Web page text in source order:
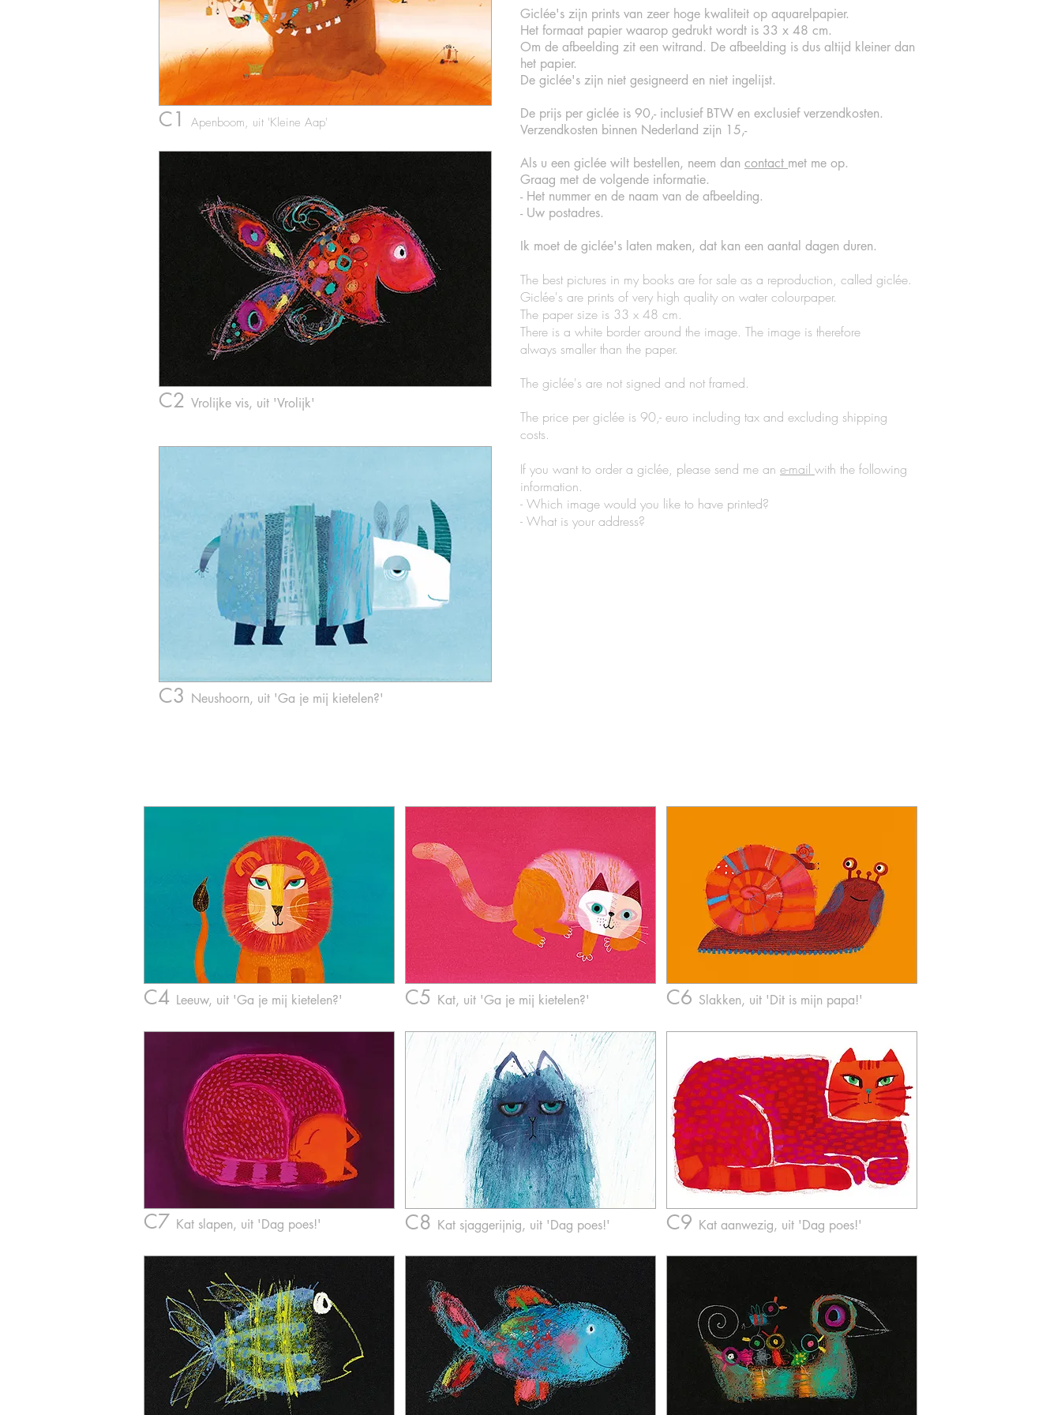
C1 Apenboom, uit 'Kleine Aap'
C2 Vrolijke vis, uit 'Vrolijk'
Giclée's zijn prints van zeer hoge kwaliteit op aquarelpapier.
Het formaat papier waarop gedrukt wordt is 33 x 48 cm.
Om de afbeelding zit een witrand. De afbeelding is dus altijd kleiner dan
het papier.
De giclée's zijn niet gesigneerd en niet ingelijst.
De prijs per giclée is 90,- inclusief BTW en exclusief verzendkosten.
Verzendkosten binnen Nederland zijn 15,-
Als u een giclée wilt bestellen, neem dan contact met me op.
Graag met de volgende informatie.
- Het nummer en de naam van de afbeelding.
- Uw postadres.
Ik moet de giclée's laten maken, dat kan een aantal dagen duren.
The best pictures in my books are for sale as a reproduction, called giclée.
Giclée's are prints of very high quality on water colourpaper.
The paper size is 33 x 48 cm.
There is a white border around the image. The image is therefore
always smaller than the paper.
The giclée's are not signed and not framed. ​
The price per giclée is 90,- euro including tax and excluding shipping
costs. ​
If you want to order a giclée, please send me an e-mail with the following
information.
- Which image would you like to have printed?
- What is your address? ​
C3 Neushoorn, uit 'Ga je mij kietelen?'
C4 Leeuw, uit 'Ga je mij kietelen?' C5 Kat, uit 'Ga je mij kietelen?' C6 Slakken, uit 'Dit is mijn papa!'
C7 Kat slapen, uit 'Dag poes!' C8 Kat sjaggerijnig, uit 'Dag poes!' C9 Kat aanwezig, uit 'Dag poes!'